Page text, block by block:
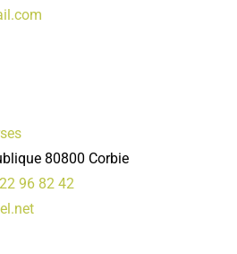
80800 Corbie
96 82 42